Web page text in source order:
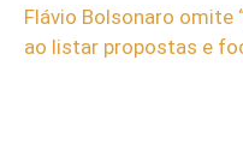
Flávio Bolsonaro omite
ao listar propostas e